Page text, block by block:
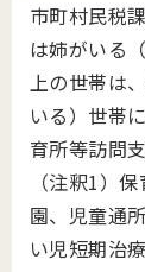
市町村民税
は姉がいる
上の世帯は
いる）世帯
育所等訪問
（注釈1）
園、児童通
い児短期治